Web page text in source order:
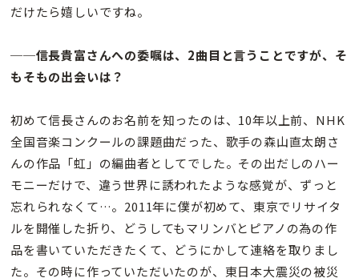
だけたら嬉しいですね。
──信長貴富さんへの委嘱は、2曲目と言うことですが、そ
もそもの出会いは？
初めて信長さんのお名前を知ったのは、10年以上前、NHK
全国音楽コンクールの課題曲だった、歌手の森山直太朗さ
んの作品「虹」の編曲者としてでした。その出だしのハー
モニーだけで、違う世界に誘われたような感覚が、ずっと
忘れられなくて…。2011年に僕が初めて、東京でリサイタ
ルを開催した折り、どうしてもマリンバとピアノの為の作
品を書いていただきたくて、どうにかして連絡を取りまし
た。その時に作っていただいたのが、東日本大震災の被災